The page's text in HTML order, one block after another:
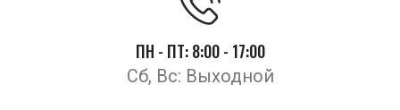
ПН - ПТ: 8:00 - 17:00
Сб, Вс: Выходной